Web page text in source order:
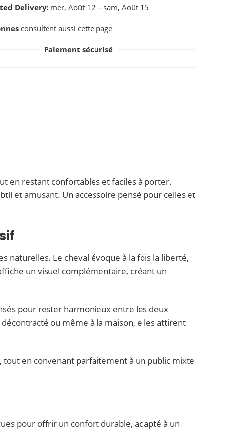
Delivery: mer, Août 12 – sam, Août 15
consultent aussi cette page
Paiement sécurisé
en restant confortables et faciles à porter.
et amusant. Un accessoire pensé pour celles et
naturelles. Le cheval évoque à la fois la liberté,
un visuel complémentaire, créant un
pour rester harmonieux entre les deux
ou même à la maison, elles attirent
, tout en convenant parfaitement à un public mixte
pour offrir un confort durable, adapté à un